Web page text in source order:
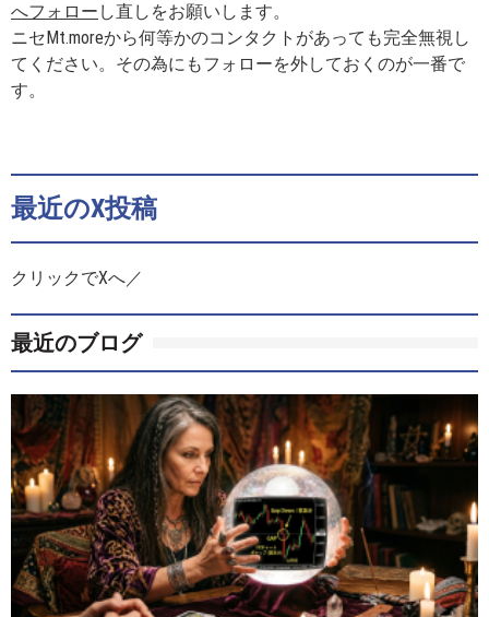
へフォロー し直しをお願いします。
ニセMt.moreから何等かのコンタクトがあっても完全無視し
てください。その為にもフォローを外しておくのが一番で
す。
最近のX投稿
クリックでXへ／
最近のブログ